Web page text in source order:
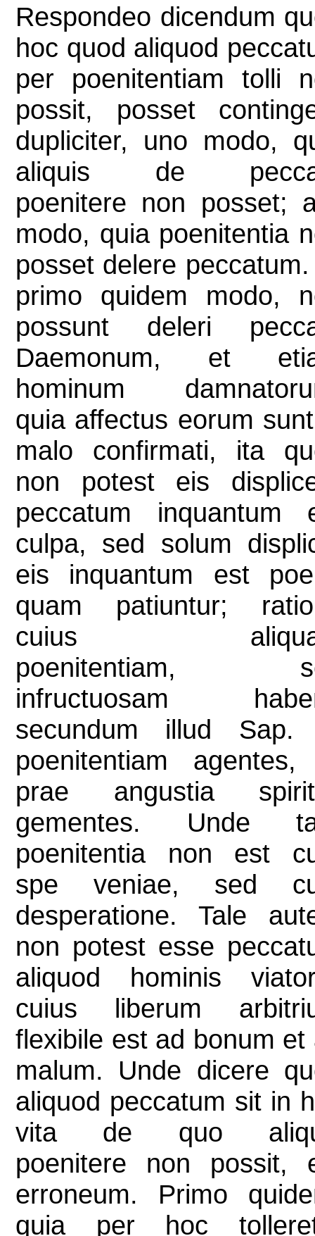
Respondeo dicendum
hoc quod aliquod
per poenitentiam tolli
possit, posset
dupliciter, uno modo,
aliquis de
poenitere non posset;
modo, quia poenitentia
posset delere
primo quidem modo,
possunt deleri
Daemonum, et
hominum
quia affectus eorum
malo confirmati, ita
non potest eis
peccatum inquantum
culpa, sed solum
eis inquantum est
quam patiuntur;
cuius
poenitentiam,
infructuosam
secundum illud Sap.
poenitentiam
prae angustia
gementes. Unde
poenitentia non est
spe veniae, sed
desperatione. Tale
non potest esse
aliquod hominis
cuius liberum
flexibile est ad bonum et
malum. Unde dicere
aliquod peccatum sit in
vita de quo
poenitere non possit,
erroneum. Primo
quia per hoc